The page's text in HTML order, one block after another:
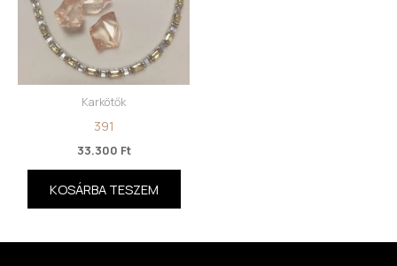
Karkötők
391
33.300 Ft
KOSÁRBA TESZEM